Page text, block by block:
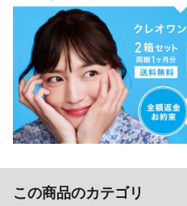
この商品のカテゴリ